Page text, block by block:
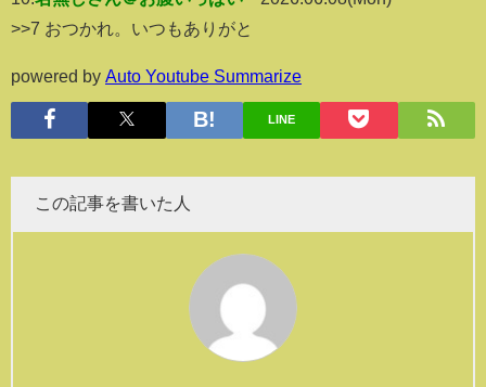
>>7 おつかれ。いつもありがと
powered by Auto Youtube Summarize
LINE
この記事を書いた人